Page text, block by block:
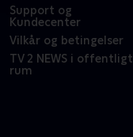
Support og
Kundecenter
Vilkår og betingelser
TV 2 NEWS i offentligt
rum